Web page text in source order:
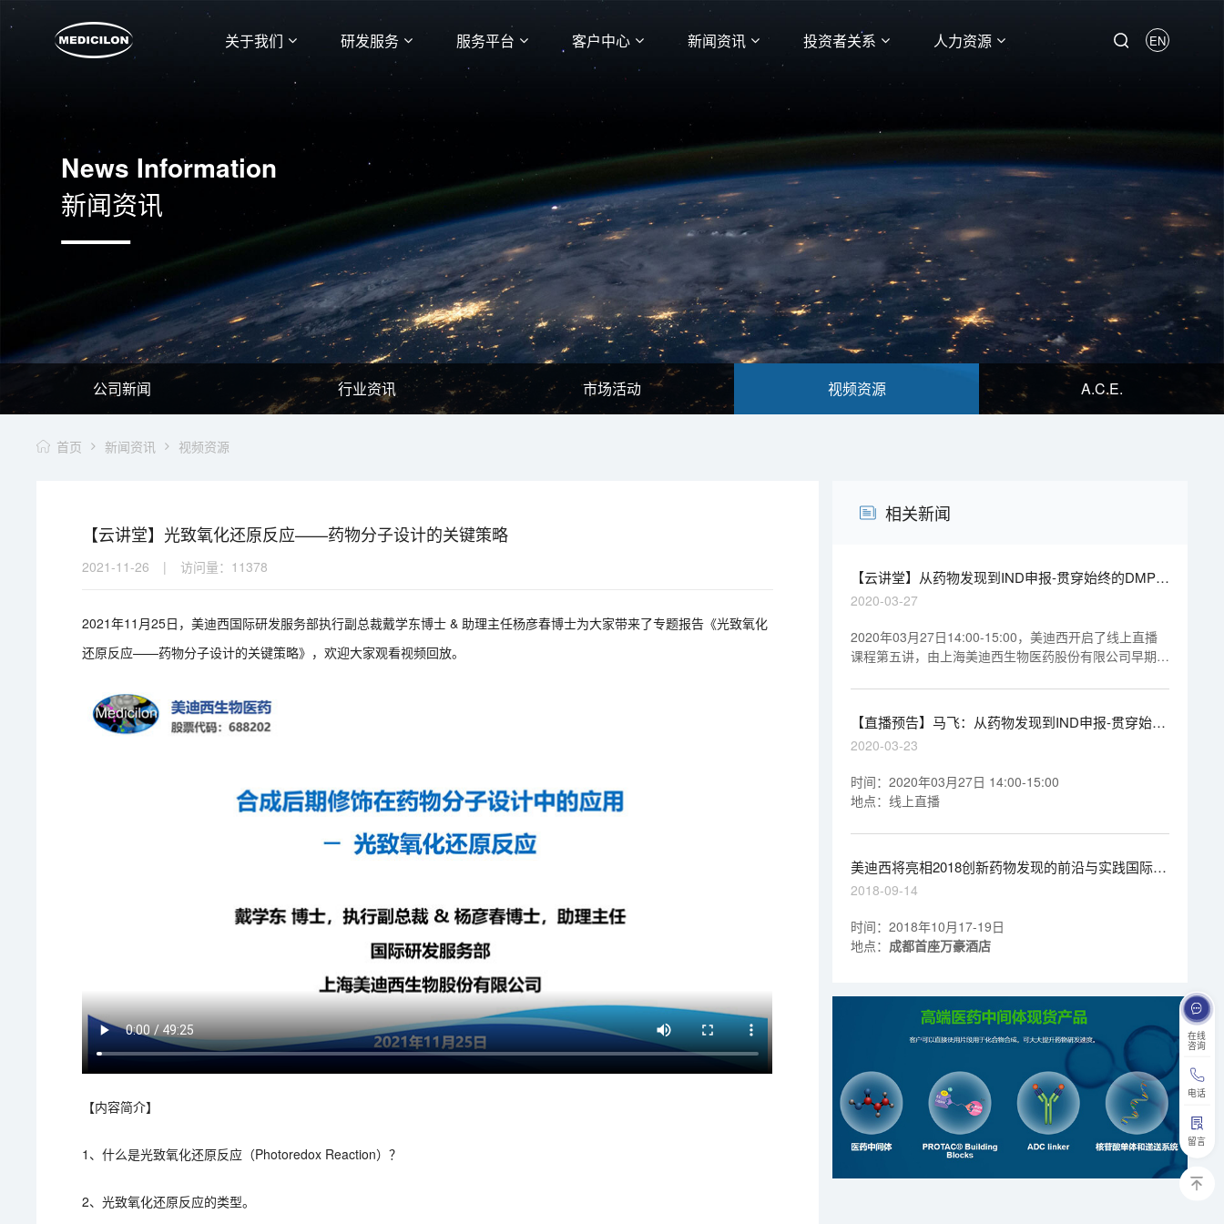
关于我们 研发服务 服务平台 客户中心 新闻资讯 投资者关系 人力资源 EN
在线
咨询
电话
留言
News Information
新闻资讯
公司新闻 行业资讯 市场活动 视频资源 A.C.E.
首页 新闻资讯 视频资源
【云讲堂】光致氧化还原反应——药物分子设计的关键策略
2021-11-26 | 访问量： 11378
2021年11月25日，美迪西国际研发服务部执行副总裁戴学东博士 & 助理主任杨彦春博士为大家带来了专题报告《光致氧化
还原反应——药物分子设计的关键策略》，欢迎大家观看视频回放。
【内容简介】
1、什么是光致氧化还原反应（Photoredox Reaction）？
2、光致氧化还原反应的类型。
相关新闻
【云讲堂】从药物发现到IND申报-贯穿始终的DMPK
研究
2020-03-27
2020年03月27日14:00-15:00，美迪西开启了线上直播
课程第五讲，由上海美迪西生物医药股份有限公司早期药
IND申报-贯穿始终的DMPK研究》，欢迎观看回放视频。
【直播预告】马飞：从药物发现到IND申报-贯穿始终
的DMPK研究
2020-03-23
时间：2020年03月27日 14:00-15:00
地点：线上直播
美迪西将亮相2018创新药物发现的前沿与实践国际高
峰论坛
2018-09-14
时间：2018年10月17-19日
地点： 成都首座万豪酒店